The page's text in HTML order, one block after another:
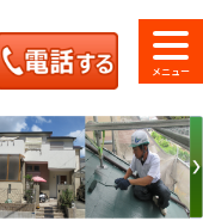
ショールーム
のご紹介